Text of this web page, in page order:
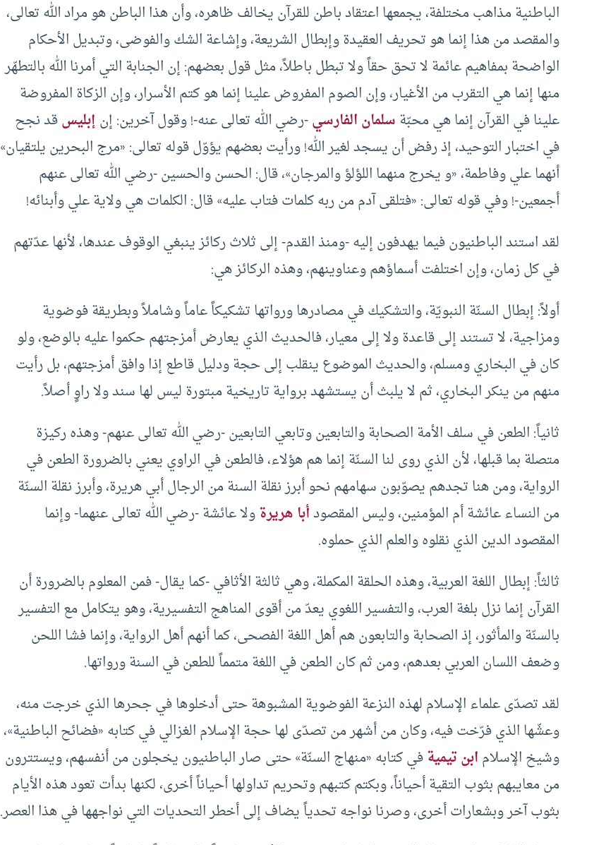
الباطنية مذاهب مختلفة، يجمعها اعتقاد باطن للقرآن يخالف ظاهره، وأن هذا الباطن هو مراد الله تعالى،
والمقصد من هذا إنما هو تحريف العقيدة وإبطال الشريعة، وإشاعة الشك والفوضى، وتبديل الأحكام
الواضحة بمفاهيم عائمة لا تحق حقاً ولا تبطل باطلاً، مثل قول بعضهم: إن الجنابة التي أمرنا الله بالتطهّر
منها إنما هي التقرب من الأغيار، وإن الصوم المفروض علينا إنما هو كتم الأسرار، وإن الزكاة المفروضة
علينا في القرآن إنما هي محبّةسلمان الفارسي-رضي الله تعالى عنه-! وقول آخرين: إنإبليسقد نجح
في اختبار التوحيد، إذ رفض أن يسجد لغير الله! ورأيت بعضهم يؤوّل قوله تعالى: «مرج البحرين يلتقيان»
أنهما علي وفاطمة، «و يخرج منهما اللؤلؤ والمرجان»، قال: الحسن والحسين -رضي الله تعالى عنهم
أجمعين-! وفي قوله تعالى: «فتلقى آدم من ربه كلمات فتاب عليه» قال: الكلمات هي ولاية علي وأبنائه!
لقد استند الباطنيون فيما يهدفون إليه -ومنذ القدم- إلى ثلاث ركائز ينبغي الوقوف عندها، لأنها عدّتهم
في كل زمان، وإن اختلفت أسماؤهم وعناوينهم، وهذه الركائز هي:
أولاً: إبطال السنّة النبويّة، والتشكيك في مصادرها ورواتها تشكيكاً عاماً وشاملاً وبطريقة فوضوية
ومزاجية، لا تستند إلى قاعدة ولا إلى معيار، فالحديث الذي يعارض أمزجتهم حكموا عليه بالوضع، ولو
كان في البخاري ومسلم، والحديث الموضوع ينقلب إلى حجة ودليل قاطع إذا وافق أمزجتهم، بل رأيت
منهم من ينكر البخاري، ثم لا يلبث أن يستشهد برواية تاريخية مبتورة ليس لها سند ولا راوٍ أصلاً.
ثانياً: الطعن في سلف الأمة الصحابة والتابعين وتابعي التابعين -رضي الله تعالى عنهم- وهذه ركيزة
متصلة بما قبلها، لأن الذي روى لنا السنّة إنما هم هؤلاء، فالطعن في الراوي يعني بالضرورة الطعن في
الرواية، ومن هنا تجدهم يصوّبون سهامهم نحو أبرز نقلة السنة من الرجال أبي هريرة، وأبرز نقلة السنّة
من النساء عائشة أم المؤمنين، وليس المقصودأبا هريرةولا عائشة -رضي الله تعالى عنهما- وإنما
المقصود الدين الذي نقلوه والعلم الذي حملوه.
ثالثاً: إبطال اللغة العربية، وهذه الحلقة المكملة، وهي ثالثة الأثافي -كما يقال- فمن المعلوم بالضرورة أن
القرآن إنما نزل بلغة العرب، والتفسير اللغوي يعدّ من أقوى المناهج التفسيرية، وهو يتكامل مع التفسير
بالسنّة والمأثور، إذ الصحابة والتابعون هم أهل اللغة الفصحى، كما أنهم أهل الرواية، وإنما فشا اللحن
وضعف اللسان العربي بعدهم، ومن ثم كان الطعن في اللغة متمماً للطعن في السنة ورواتها.
لقد تصدّى علماء الإسلام لهذه النزعة الفوضوية المشبوهة حتى أدخلوها في جحرها الذي خرجت منه،
وعشّها الذي فرّخت فيه، وكان من أشهر من تصدّى لها حجة الإسلام الغزالي في كتابه «فضائح الباطنية»،
وشيخ الإسلامابن تيميةفي كتابه «منهاج السنّة» حتى صار الباطنيون يخجلون من أنفسهم، ويستترون
من معايبهم بثوب التقية أحياناً، وبكتم كتبهم وتحريم تداولها أحياناً أخرى، لكنها بدأت تعود هذه الأيام
بثوب آخر وبشعارات أخرى، وصرنا نواجه تحدياً يضاف إلى أخطر التحديات التي نواجهها في هذا العصر.